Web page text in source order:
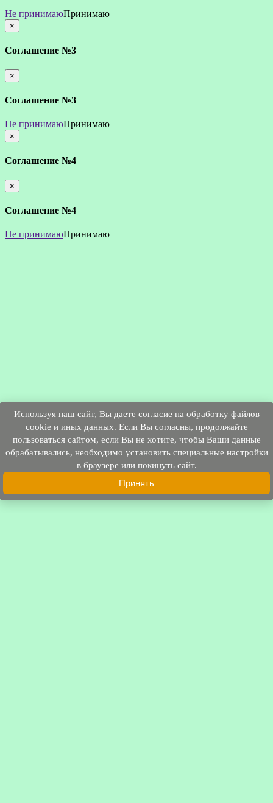
Используя наш cайт, Вы даете согласие на обработку файлов
cookie и иных данных. Если Вы согласны, продолжайте
пользоваться сайтом, если Вы не хотите, чтобы Ваши данные
обрабатывались, необходимо установить специальные настройки
в браузере или покинуть сайт.
Принять
Не принимаюПринимаю
×
закрыть
Соглашение №3
×
закрыть
Соглашение №3
Не принимаюПринимаю
×
закрыть
Соглашение №4
×
закрыть
Соглашение №4
Не принимаюПринимаю